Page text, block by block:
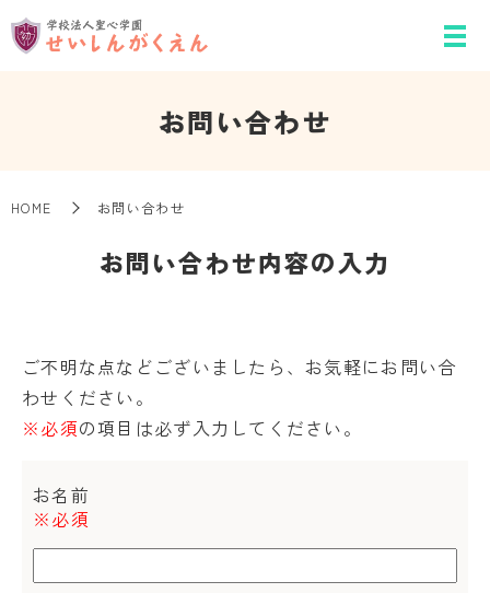
お問い合わせ
HOME お問い合わせ
お問い合わせ内容の入力
ご不明な点などございましたら、お気軽にお問い合
わせください。
※必須の項目は必ず入力してください。
お名前
※必須